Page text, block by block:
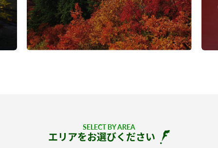
SELECT BY AREA
エリアをお選びください